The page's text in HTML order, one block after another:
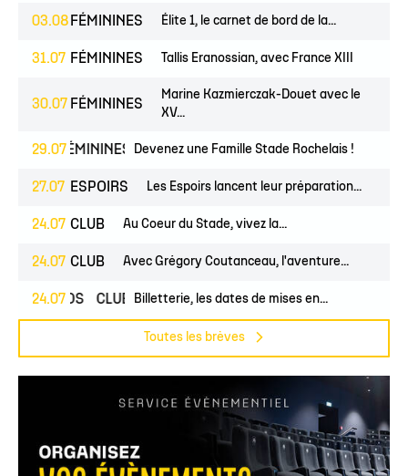
03.08 FÉMININES Élite 1, le carnet de bord de la...
31.07 FÉMININES Tallis Eranossian, avec France XIII
30.07 FÉMININES
Marine Kazmierczak-Douet avec le
XV...
29.07
FÉMININES CLUBDevenez une Famille Stade Rochelais !
27.07 ESPOIRS Les Espoirs lancent leur préparation...
24.07 CLUB Au Coeur du Stade, vivez la...
24.07 CLUB Avec Grégory Coutanceau, l'aventure...
24.07
PROS CLUB Billetterie, les dates de mises en...
Toutes les brèves